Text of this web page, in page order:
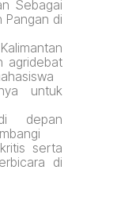
Sebagai
Pangan di
agridebat
untuk
depan
serta
di